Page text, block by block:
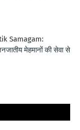
Samagam:
मेहमानों की सेवा से